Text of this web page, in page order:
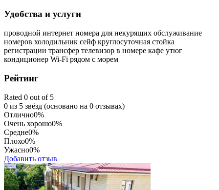
Удобства и услуги
проводной интернет номера для некурящих обслуживание
номеров холодильник сейф круглосуточная стойка
регистрации трансфер телевизор в номере кафе утюг
кондиционер Wi-Fi рядом с морем
Рейтинг
Rated 0 out of 5
0 из 5 звёзд (основано на 0 отзывах)
Отлично0%
Очень хорошо0%
Средне0%
Плохо0%
Ужасно0%
Добавить отзыв